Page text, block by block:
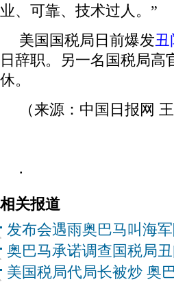
业、可靠、技术过人。”
美国国税局日前爆发丑
日辞职。另一名国税局高
休。
（来源：中国日报网
.
相关报道
发布会遇雨奥巴马叫海
奥巴马承诺调查国税局
美国税局代局长被炒 奥